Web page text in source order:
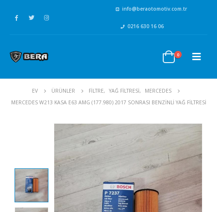
info@beraotomotiv.com.tr
0216 630 16 06
0
EV ÜRÜNLER FİLTRE, YAĞ FİLTRESİ,
MERCEDES
MERCEDES W213 KASA E63 AMG (177.980) 2017 SONRASI BENZINLI YAĞ FILTRESI